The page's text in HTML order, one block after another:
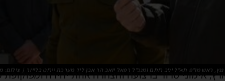
גנץ, ראש מו"פ תא"ל יניב רותם ומנכ"ל רפאל יואב הר אבן ליד מערכת יירוט בלייזר | צילום:
אימוני טרור ברצועה והצהרה אחת יהירה